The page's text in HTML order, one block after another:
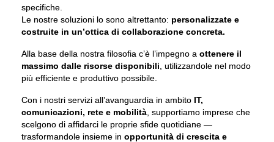
specifiche.
Le nostre soluzioni lo sono altrettanto: personalizzate e
costruite in un’ottica di collaborazione concreta.
Alla base della nostra filosofia c’è l’impegno a ottenere il
massimo dalle risorse disponibili , utilizzandole nel modo
più efficiente e produttivo possibile.
Con i nostri servizi all’avanguardia in ambito IT,
comunicazioni, rete e mobilità , supportiamo imprese che
scelgono di affidarci le proprie sfide quotidiane —
trasformandole insieme in opportunità di crescita e